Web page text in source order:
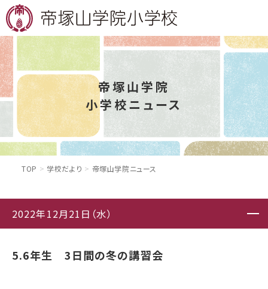
帝塚山学院
小学校ニュース
TOP 学校だより 帝塚山学院ニュース
2022年12月21日（水）
5.6年生 3日間の冬の講習会